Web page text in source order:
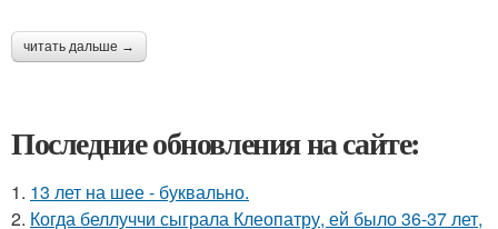
читать дальше →
Последние обновления на сайте:
1. 13 лет на шее - буквально.
2. Когда беллуччи сыграла Клеопатру, ей было 36-37 лет,